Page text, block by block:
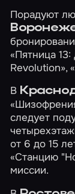
Порадуют
«Пятница
Revolution»,
В
следует
от 6 до 15
«Станцию
миссии.